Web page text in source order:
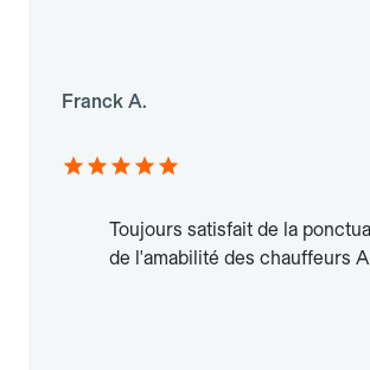
Franck A.
Toujours satisfait de la
de l'amabilité des chauffeurs